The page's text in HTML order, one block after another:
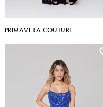
PRIMAVERA COUTURE